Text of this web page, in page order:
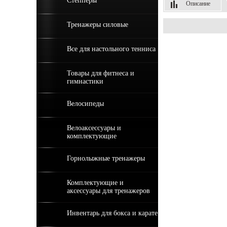
Тренажеры силовые
Все для настольного тенниса
Товары для фитнеса и
гимнастики
Велосипеды
Велоаксессуары и
комплектующие
Горнолыжные тренажеры
Комплектующие и
аксессуары для тренажеров
Инвентарь для бокса и карате
Описание